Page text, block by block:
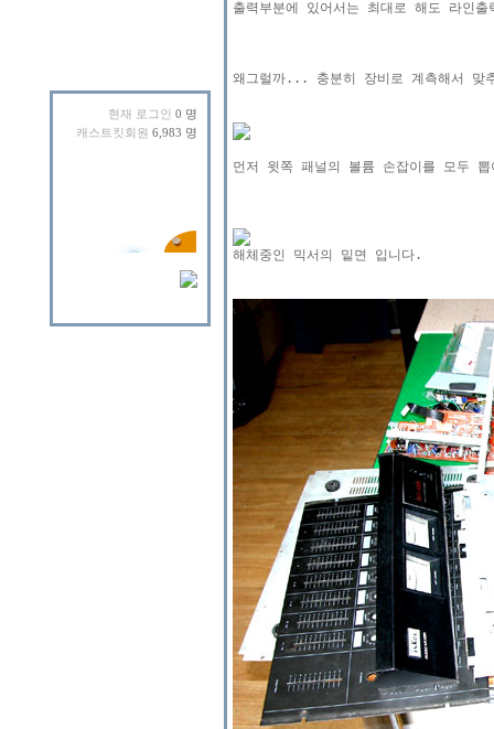
현재 로그인 0 명
캐스트킷회원 6,983 명
출력부분에 있어서는 최대로 해도 라인
왜그럴까... 충분히 장비로 계측해서 맞
먼저 윗쪽 패널의 볼륨 손잡이를 모두